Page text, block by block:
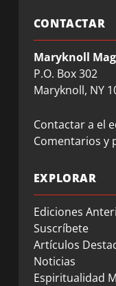
CONTACTAR
Maryknoll
P.O. Box 302
Maryknoll, NY
Contactar a el
Comentarios y
EXPLORAR
Ediciones
Suscríbete
Artículos
Noticias
Espiritualidad